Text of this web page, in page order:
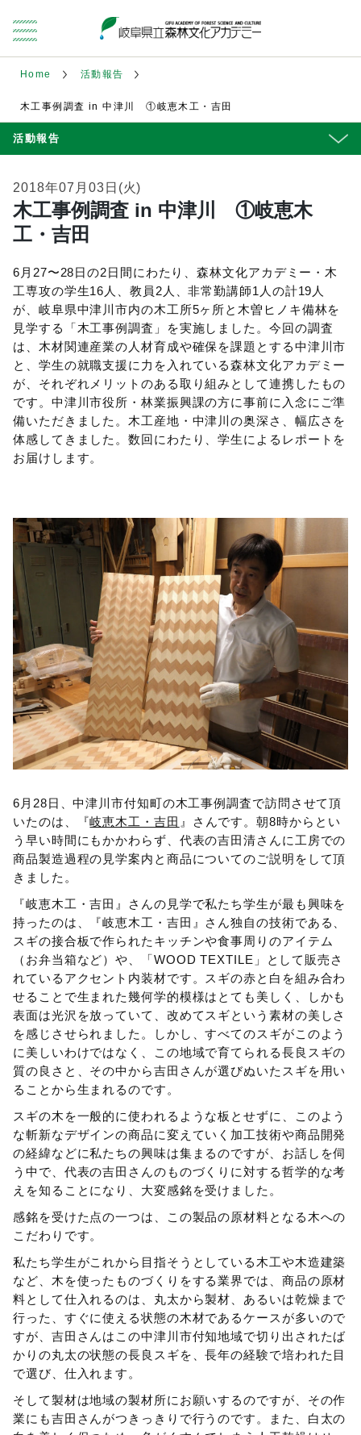
Home 活動報告
木工事例調査 in 中津川 ①岐恵木工・吉田
活動報告
2018年07月03日(火)
木工事例調査 in 中津川 ①岐恵木
工・吉田
6月27〜28日の2日間にわたり、森林文化アカデミー・木
工専攻の学生16人、教員2人、非常勤講師1人の計19人
が、岐阜県中津川市内の木工所5ヶ所と木曽ヒノキ備林を
見学する「木工事例調査」を実施しました。今回の調査
は、木材関連産業の人材育成や確保を課題とする中津川市
と、学生の就職支援に力を入れている森林文化アカデミー
が、それぞれメリットのある取り組みとして連携したもの
です。中津川市役所・林業振興課の方に事前に入念にご準
備いただきました。木工産地・中津川の奥深さ、幅広さを
体感してきました。数回にわたり、学生によるレポートを
お届けします。
6月28日、中津川市付知町の木工事例調査で訪問させて頂
いたのは、『岐恵木工・吉田 』さんです。朝8時からとい
う早い時間にもかかわらず、代表の吉田清さんに工房での
商品製造過程の見学案内と商品についてのご説明をして頂
きました。
『岐恵木工・吉田』さんの見学で私たち学生が最も興味を
持ったのは、『岐恵木工・吉田』さん独自の技術である、
スギの接合板で作られたキッチンや食事周りのアイテム
（お弁当箱など）や、「WOOD TEXTILE」として販売さ
れているアクセント内装材です。スギの赤と白を組み合わ
せることで生まれた幾何学的模様はとても美しく、しかも
表面は光沢を放っていて、改めてスギという素材の美しさ
を感じさせられました。しかし、すべてのスギがこのよう
に美しいわけではなく、この地域で育てられる長良スギの
質の良さと、その中から吉田さんが選びぬいたスギを用い
ることから生まれるのです。
スギの木を一般的に使われるような板とせずに、このよう
な斬新なデザインの商品に変えていく加工技術や商品開発
の経緯などに私たちの興味は集まるのですが、お話しを伺
う中で、代表の吉田さんのものづくりに対する哲学的な考
えを知ることになり、大変感銘を受けました。
感銘を受けた点の一つは、この製品の原材料となる木への
こだわりです。
私たち学生がこれから目指そうとしている木工や木造建築
など、木を使ったものづくりをする業界では、商品の原材
料として仕入れるのは、丸太から製材、あるいは乾燥まで
行った、すぐに使える状態の木材であるケースが多いので
すが、吉田さんはこの中津川市付知地域で切り出されたば
かりの丸太の状態の長良スギを、長年の経験で培われた目
で選び、仕入れます。
そして製材は地域の製材所にお願いするのですが、その作
業にも吉田さんがつきっきりで行うのです。また、白太の